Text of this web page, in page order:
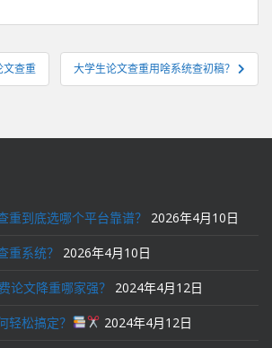
文查重 大学生论文查重用啥系统查初稿？
重到底选哪个平台靠谱？ 2026年4月10日
重系统？ 2026年4月10日
论文降重哪家强？ 2024年4月12日
轻松搞定？ 2024年4月12日